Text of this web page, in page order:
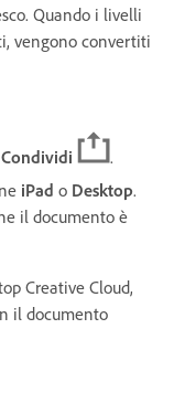
Quando i livelli
vengono convertiti
Condividi
.
iPad o Desktop.
il documento è
Creative Cloud,
il documento